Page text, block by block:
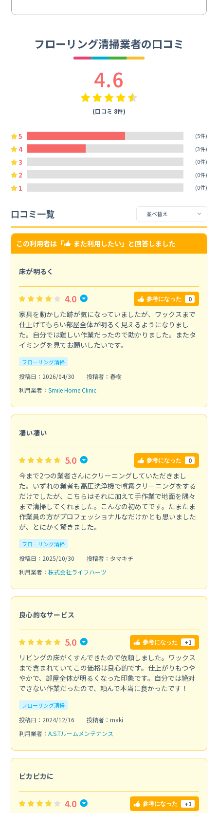
フローリング清掃業者の口コミ
4.6
(口コミ 8件)
5 (5件)
4 (3件)
3 (0件)
2 (0件)
1 (0件)
口コミ一覧
この利用者は「 また利用したい」と回答しました
床が明るく
4.0 参考になった 0
家具を動かした跡が気になっていましたが、ワックスまで
仕上げてもらい部屋全体が明るく見えるようになりまし
た。自分では難しい作業だったので助かりました。またタ
イミングを見てお願いしたいです。
フローリング清掃
投稿日：2026/04/30
投稿者：春樹
利用業者： Smile Home Clinic
凄い凄い
5.0 参考になった 0
今まで2つの業者さんにクリーニングしていただきまし
た。いずれの業者も高圧洗浄機で噴霧クリーニングをする
だけでしたが、こちらはそれに加えて手作業で地面を隅々
まで清掃してくれました。こんなの初めてです。たまたま
作業員の方がプロフェッショナルなだけかとも思いました
が、とにかく驚きました。
フローリング清掃
投稿日：2025/10/30
投稿者：タマキチ
利用業者： 株式会社ライフハーツ
良心的なサービス
5.0 参考になった +1
リビングの床がくすんできたので依頼しました。ワックス
まで含まれていてこの価格は良心的です。仕上がりもつや
やかで、部屋全体が明るくなった印象です。自分では絶対
できない作業だったので、頼んで本当に良かったです！
フローリング清掃
投稿日：2024/12/16
投稿者：maki
利用業者： A.S.Tルームメンテナンス
ピカピカに
4.0 参考になった +1